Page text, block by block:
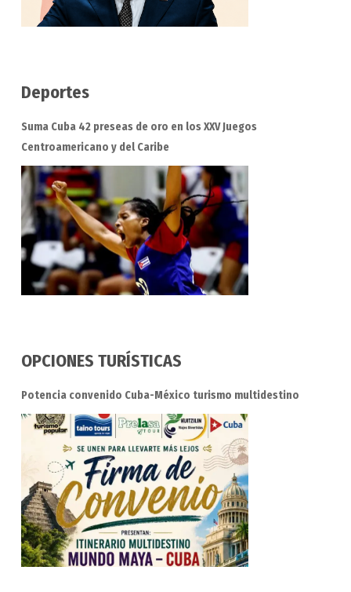
Deportes
Suma Cuba 42 preseas de oro en los XXV Juegos
Centroamericano y del Caribe
OPCIONES TURÍSTICAS
Potencia convenido Cuba-México turismo multidestino